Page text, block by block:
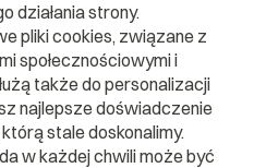
.space
bez granic
działania strony.
pliki cookies, związane z
społecznościowymi i
także do personalizacji
najlepsze doświadczenie
stale doskonalimy.
w każdej chwili może być